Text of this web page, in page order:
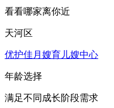
看看哪家离你近
天河区
优护佳月嫂育儿嫂中心
年龄选择
满足不同成长阶段需求